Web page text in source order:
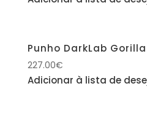
Punho DarkLab
227.00€
Adicionar à lista de